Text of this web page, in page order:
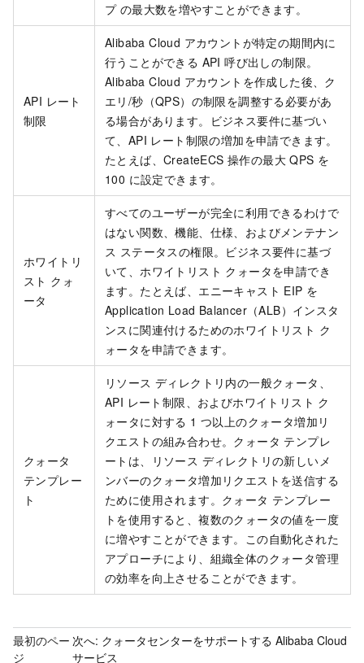
プの最大数を増やすことができます。
API レート
制限
Alibaba Cloud アカウントが特定の期間内に
行うことができる API 呼び出しの制限。
Alibaba Cloud アカウントを作成した後、ク
エリ/秒（QPS）の制限を調整する必要があ
る場合があります。ビジネス要件に基づい
て、API レート制限の増加を申請できます。
たとえば、CreateECS 操作の最大 QPS を
100 に設定できます。
ホワイトリ
スト クォ
ータ
すべてのユーザーが完全に利用できるわけで
はない関数、機能、仕様、およびメンテナン
ス ステータスの権限。ビジネス要件に基づ
いて、ホワイトリスト クォータを申請でき
ます。たとえば、エニーキャスト EIP を
Application Load Balancer（ALB）インスタ
ンスに関連付けるためのホワイトリスト ク
ォータを申請できます。
クォータ
テンプレー
ト
リソース ディレクトリ内の一般クォータ、
API レート制限、およびホワイトリスト ク
ォータに対する 1 つ以上のクォータ増加リ
クエストの組み合わせ。クォータ テンプレ
ートは、リソース ディレクトリの新しいメ
ンバーのクォータ増加リクエストを送信する
ために使用されます。クォータ テンプレー
トを使用すると、複数のクォータの値を一度
に増やすことができます。この自動化された
アプローチにより、組織全体のクォータ管理
の効率を向上させることができます。
最初のペー
ジ
次へ: クォータセンターをサポートする Alibaba Cloud
サービス